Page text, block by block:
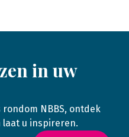
in uw
NBBS, ontdek
laat u inspireren.